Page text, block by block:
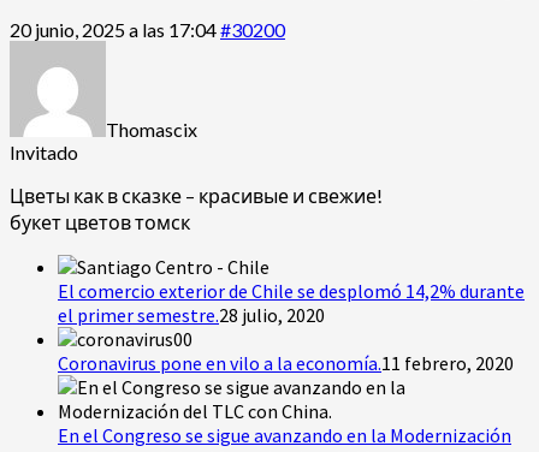
20 junio, 2025 a las 17:04#30200
Thomascix
Invitado
Цветы как в сказке – красивые и свежие!
букет цветов томск
El comercio exterior de Chile se desplomó 14,2% durante
el primer semestre.28 julio, 2020
Coronavirus pone en vilo a la economía.11 febrero, 2020
En el Congreso se sigue avanzando en la Modernización